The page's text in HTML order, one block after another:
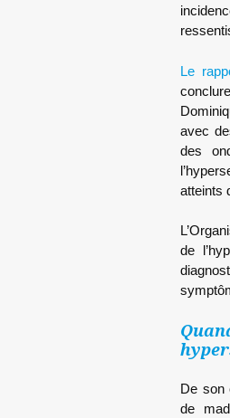
Le
avec
des
atteints
de
De son
de